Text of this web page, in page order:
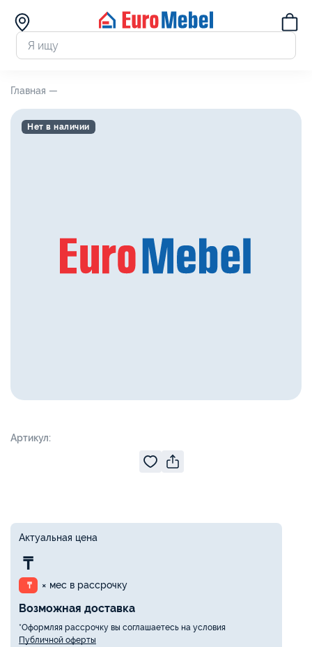
Главная —
Артикул:
Нет в наличии
Актуальная цена
₸
₸ × мес в рассрочку
Возможная доставка
*Оформляя рассрочку вы соглашаетесь на условия
Публичной оферты